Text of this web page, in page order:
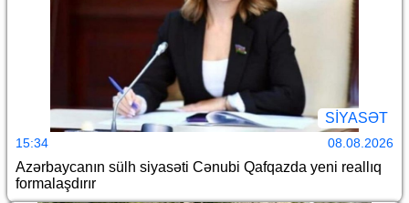
SİYASƏT
15:34 08.08.2026
Azərbaycanın sülh siyasəti Cənubi Qafqazda yeni reallıq
formalaşdırır